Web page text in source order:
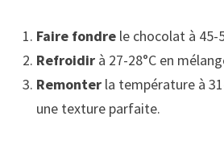
Faire fondrele chocolat à 45-
Refroidirà 27-28°C en
Remonterla température à
une texture parfaite.